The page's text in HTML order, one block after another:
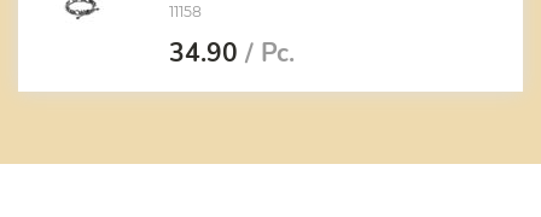
11158
34.90 / Pc.